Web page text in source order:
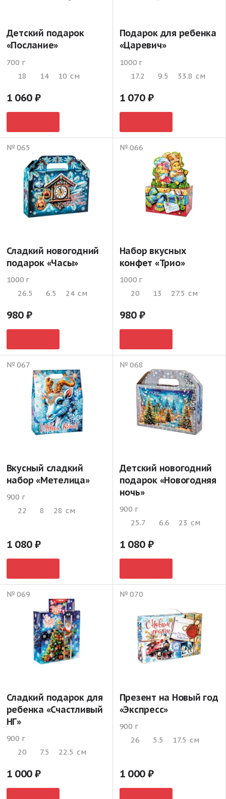
Детский подарок
«Послание»
700 г
18
14 10 см
1 060
Подарок для ребенка
«Царевич»
1000 г
17.2
9.5 33.8 см
1 070
№ 065
Сладкий новогодний
подарок «Часы»
1000 г
26.5
6.5 24 см
980
№ 066
Набор вкусных
конфет «Трио»
1000 г
20
13 27.5 см
980
№ 067
Вкусный сладкий
набор «Метелица»
900 г
22
8 28 см
1 080
№ 068
Детский новогодний
подарок «Новогодняя
ночь»
900 г
25.7
6.6 23 см
1 080
№ 069
Сладкий подарок для
ребенка «Счастливый
НГ»
900 г
20
7.5 22.5 см
1 000
№ 070
Презент на Новый год
«Экспресс»
900 г
26
5.5 17.5 см
1 000